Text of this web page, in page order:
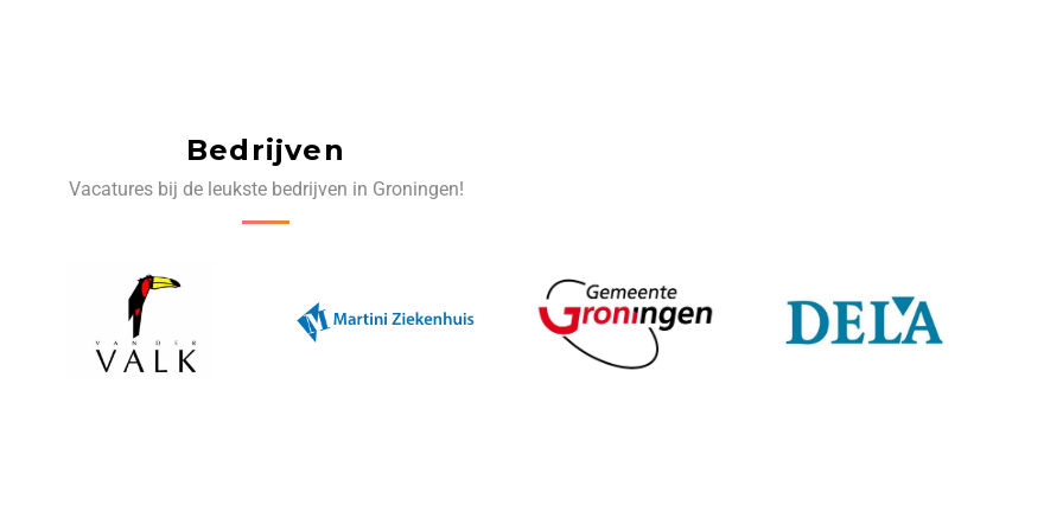
Bedrijven
Vacatures bij de leukste bedrijven in Groningen!